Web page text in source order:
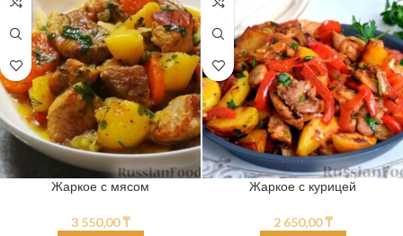
Жаркое с мясом
3 550,00₸
Жаркое с курицей
2 650,00₸